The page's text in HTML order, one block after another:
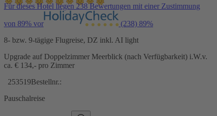
Für dieses Hotel liegen 238 Bewertungen mit einer Zustimmung
von 89% vor (238) 89%
8- bzw. 9-tägige Flugreise, DZ inkl. AI light
Upgrade auf Doppelzimmer Meerblick (nach Verfügbarkeit) i.W.v.
ca. € 134,- pro Zimmer
253519Bestellnr.:
Pauschalreise